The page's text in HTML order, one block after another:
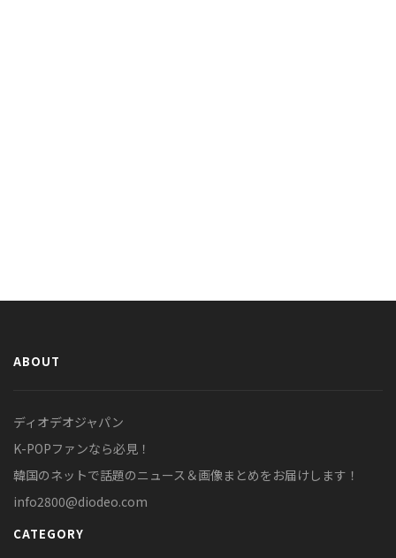
ABOUT
ディオデオジャパン
K-POPファンなら必見！
韓国のネットで話題のニュース＆画像まとめをお届けします！
info2800@diodeo.com
CATEGORY